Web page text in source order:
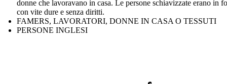
donne che lavoravano in casa. Le persone schiavizzate erano in
con vite dure e senza diritti.
FAMERS, LAVORATORI, DONNE IN CASA O TESSUTI
PERSONE INGLESI